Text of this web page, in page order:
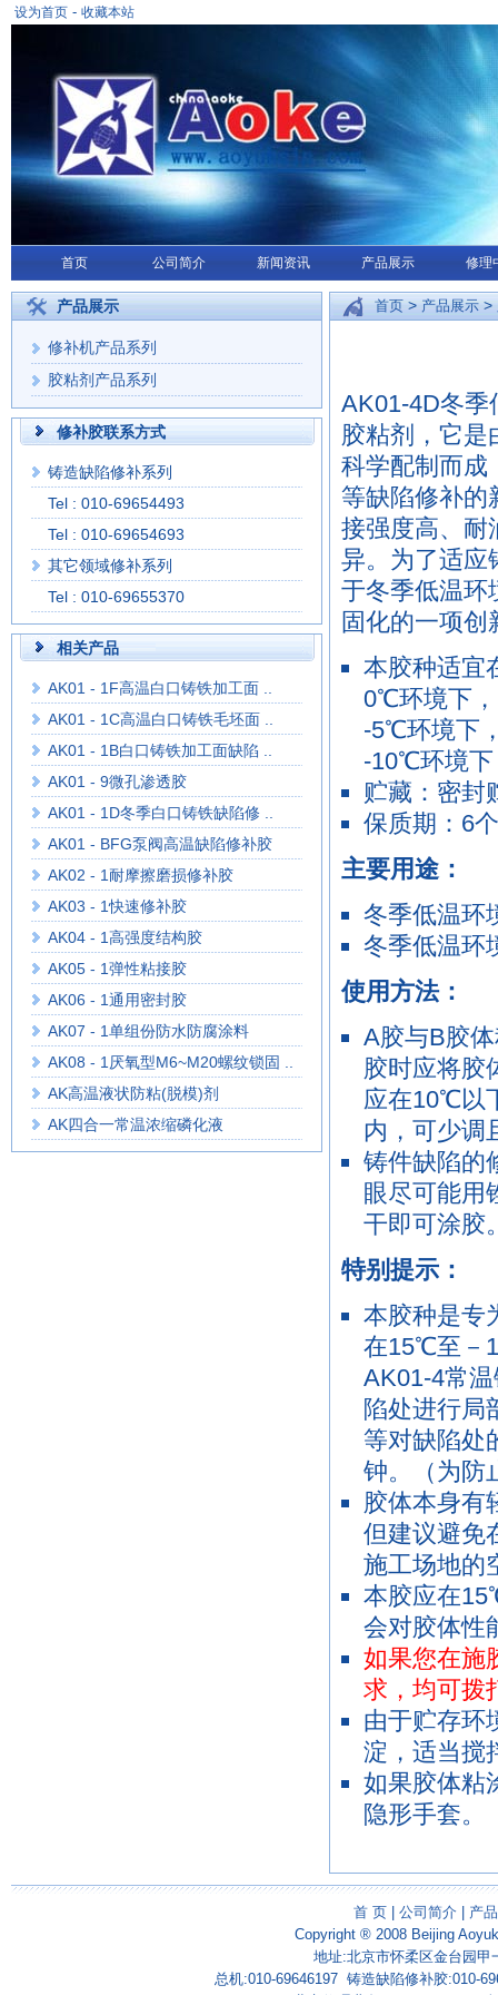
设为首页 - 收藏本站
首页 公司简介 新闻资讯 产品展示 修理
产品展示
修补机产品系列
胶粘剂产品系列
修补胶联系方式
铸造缺陷修补系列
Tel : 010-69654493
Tel : 010-69654693
其它领域修补系列
Tel : 010-69655370
相关产品
AK01 - 1F高温白口铸铁加工面 ..
AK01 - 1C高温白口铸铁毛坯面 ..
AK01 - 1B白口铸铁加工面缺陷 ..
AK01 - 9微孔渗透胶
AK01 - 1D冬季白口铸铁缺陷修 ..
AK01 - BFG泵阀高温缺陷修补胶
AK02 - 1耐摩擦磨损修补胶
AK03 - 1快速修补胶
AK04 - 1高强度结构胶
AK05 - 1弹性粘接胶
AK06 - 1通用密封胶
AK07 - 1单组份防水防腐涂料
AK08 - 1厌氧型M6~M20螺纹锁固 ..
AK高温液状防粘(脱模)剂
AK四合一常温浓缩磷化液
首页 > 产品展示 >
AK01-4D冬季
胶粘剂，它是
科学配制而成
等缺陷修补的
接强度高、耐
异。为了适应
于冬季低温环
固化的一项创
本胶种适宜
0℃环境下，
-5℃环境下
-10℃环境下
贮藏：密封
保质期：6
主要用途：
冬季低温环
冬季低温环
使用方法：
A胶与B胶
胶时应将胶
应在10℃以
内，可少调
铸件缺陷的
眼尽可能用
干即可涂胶
特别提示：
本胶种是专
在15℃至－
AK01-4常
陷处进行局
等对缺陷处
钟。（为防
胶体本身有
但建议避免
施工场地的
本胶应在
会对胶体性
如果您在施
求，均可拨
由于贮存环
淀，适当搅
如果胶体粘
隐形手套。
首 页| 公司简介| 产
Copyright ® 2008 Beijing
地址:北京市怀柔区金台园
总机:010-69646197 铸造缺陷修补胶:010-